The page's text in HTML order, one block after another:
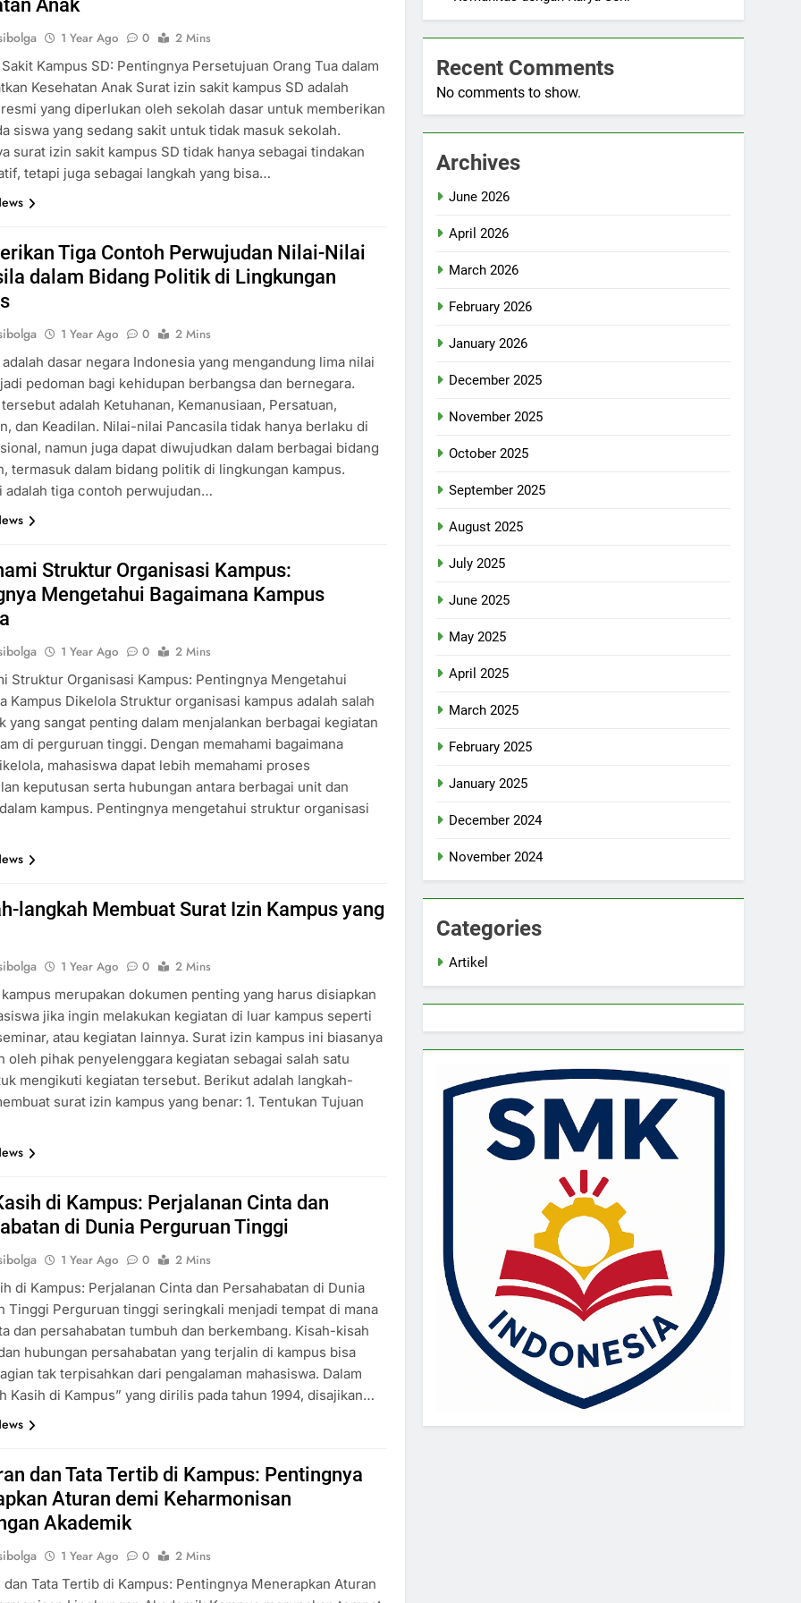
Anak
1 Year Ago 0
2 Mins
Kampus SD: Pentingnya Persetujuan Orang Tua dalam
Kesehatan Anak Surat izin sakit kampus SD adalah
yang diperlukan oleh sekolah dasar untuk memberikan
siswa yang sedang sakit untuk tidak masuk sekolah.
surat izin sakit kampus SD tidak hanya sebagai tindakan
tetapi juga sebagai langkah yang bisa…
Tiga Contoh Perwujudan Nilai-Nilai
dalam Bidang Politik di Lingkungan
1 Year Ago 0
2 Mins
dasar negara Indonesia yang mengandung lima nilai
pedoman bagi kehidupan berbangsa dan bernegara.
adalah Ketuhanan, Kemanusiaan, Persatuan,
dan Keadilan. Nilai-nilai Pancasila tidak hanya berlaku di
namun juga dapat diwujudkan dalam berbagai bidang
termasuk dalam bidang politik di lingkungan kampus.
adalah tiga contoh perwujudan…
Struktur Organisasi Kampus:
Mengetahui Bagaimana Kampus
1 Year Ago 0
2 Mins
Struktur Organisasi Kampus: Pentingnya Mengetahui
Kampus Dikelola Struktur organisasi kampus adalah salah
yang sangat penting dalam menjalankan berbagai kegiatan
di perguruan tinggi. Dengan memahami bagaimana
mahasiswa dapat lebih memahami proses
keputusan serta hubungan antara berbagai unit dan
kampus. Pentingnya mengetahui struktur organisasi
langkah Membuat Surat Izin Kampus yang
1 Year Ago 0
2 Mins
merupakan dokumen penting yang harus disiapkan
jika ingin melakukan kegiatan di luar kampus seperti
atau kegiatan lainnya. Surat izin kampus ini biasanya
oleh pihak penyelenggara kegiatan sebagai salah satu
mengikuti kegiatan tersebut. Berikut adalah langkah-
surat izin kampus yang benar: 1. Tentukan Tujuan
di Kampus: Perjalanan Cinta dan
di Dunia Perguruan Tinggi
1 Year Ago 0
2 Mins
di Kampus: Perjalanan Cinta dan Persahabatan di Dunia
Tinggi Perguruan tinggi seringkali menjadi tempat di mana
dan persahabatan tumbuh dan berkembang. Kisah-kisah
hubungan persahabatan yang terjalin di kampus bisa
tak terpisahkan dari pengalaman mahasiswa. Dalam
Kasih di Kampus” yang dirilis pada tahun 1994, disajikan…
dan Tata Tertib di Kampus: Pentingnya
Aturan demi Keharmonisan
Akademik
1 Year Ago 0
2 Mins
dan Tata Tertib di Kampus: Pentingnya Menerapkan Aturan
Recent Comments
No comments to show.
Archives
June 2026
April 2026
March 2026
February 2026
January 2026
December 2025
November 2025
October 2025
September 2025
August 2025
July 2025
June 2025
May 2025
April 2025
March 2025
February 2025
January 2025
December 2024
November 2024
Categories
Artikel